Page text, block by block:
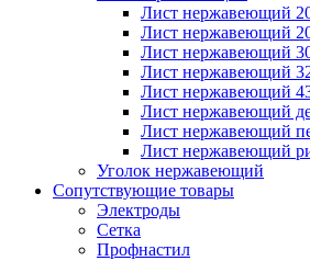
Лист нержавеющий
Лист нержавеющий
Лист нержавеющий
Лист нержавеющий
Лист нержавеющий
Лист нержавеющий
Лист нержавеющий
Лист нержавеющий
Уголок нержавеющий
Cопутствующие товары
Электроды
Сетка
Профнастил